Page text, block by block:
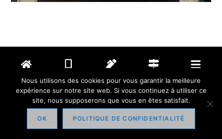
Nous utilisons des cookies pour vous garantir la meilleure
expérience sur notre site web. Si vous continuez à utiliser ce
site, nous supposerons que vous en êtes satisfait.
OK POLITIQUE DE CONFIDENTIALITÉ